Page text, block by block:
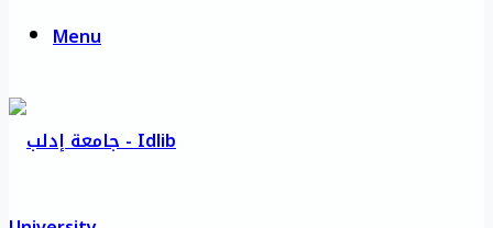
Menu